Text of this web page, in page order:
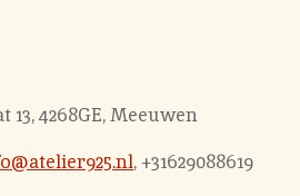
13, 4268GE, Meeuwen
, +31629088619